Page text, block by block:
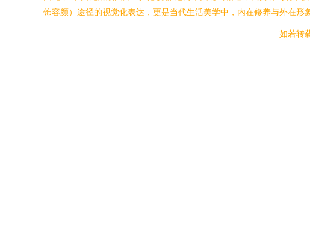
饰容颜）途径的视觉化表达，更是当代生活美学中，内在修养与外在
如若转